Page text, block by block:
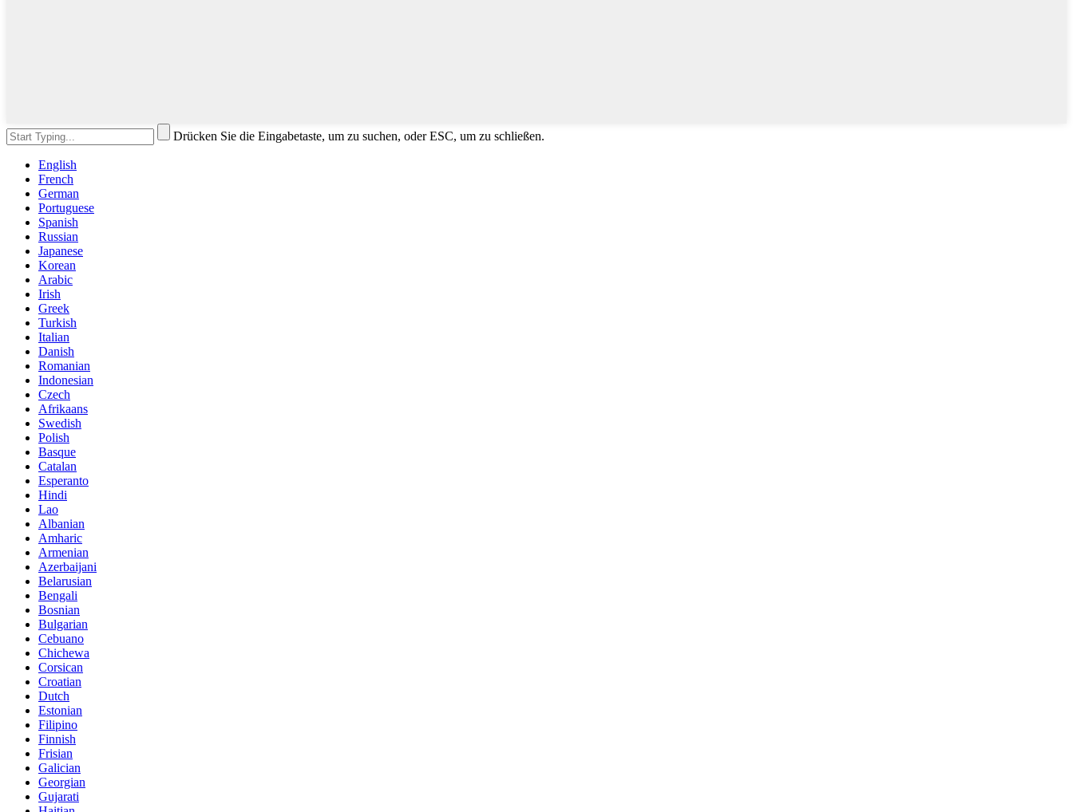
Drücken Sie die Eingabetaste, um zu suchen, oder ESC, um zu schließen.
English
French
German
Portuguese
Spanish
Russian
Japanese
Korean
Arabic
Irish
Greek
Turkish
Italian
Danish
Romanian
Indonesian
Czech
Afrikaans
Swedish
Polish
Basque
Catalan
Esperanto
Hindi
Lao
Albanian
Amharic
Armenian
Azerbaijani
Belarusian
Bengali
Bosnian
Bulgarian
Cebuano
Chichewa
Corsican
Croatian
Dutch
Estonian
Filipino
Finnish
Frisian
Galician
Georgian
Gujarati